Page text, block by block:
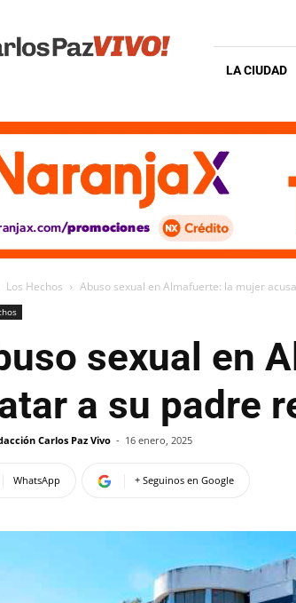
LA CIUDAD
Los Hechos Abuso sexual en Almafuerte: la mujer
sexual en
a su padre
Carlos Paz Vivo - 16 enero, 2025
WhatsApp + Seguinos en Google